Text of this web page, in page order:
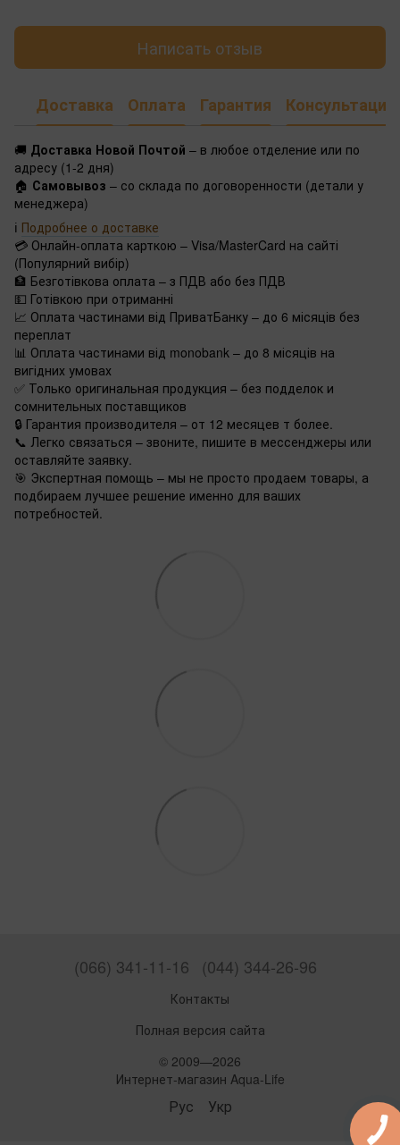
Написать отзыв
Доставка Оплата Гарантия Консультация
🚚 Доставка Новой Почтой – в любое отделение или по
адресу (1-2 дня)
🏠 Самовывоз – со склада по договоренности (детали у
менеджера)
ℹ️ Подробнее о доставке
💳 Онлайн-оплата карткою – Visa/MasterCard на сайті
(Популярний вибір)
🏦 Безготівкова оплата – з ПДВ або без ПДВ
💵 Готівкою при отриманні
📈 Оплата частинами від ПриватБанку – до 6 місяців без
переплат
📊 Оплата частинами від monobank – до 8 місяців на
вигідних умовах
✅ Только оригинальная продукция – без подделок и
сомнительных поставщиков
🔒 Гарантия производителя – от 12 месяцев т более.
📞 Легко связаться – звоните, пишите в мессенджеры или
оставляйте заявку.
🎯 Экспертная помощь – мы не просто продаем товары, а
подбираем лучшее решение именно для ваших
потребностей.
(066) 341-11-16 (044) 344-26-96
Контакты
Полная версия сайта
© 2009—2026
Интернет-магазин Aqua-Life
Рус Укр